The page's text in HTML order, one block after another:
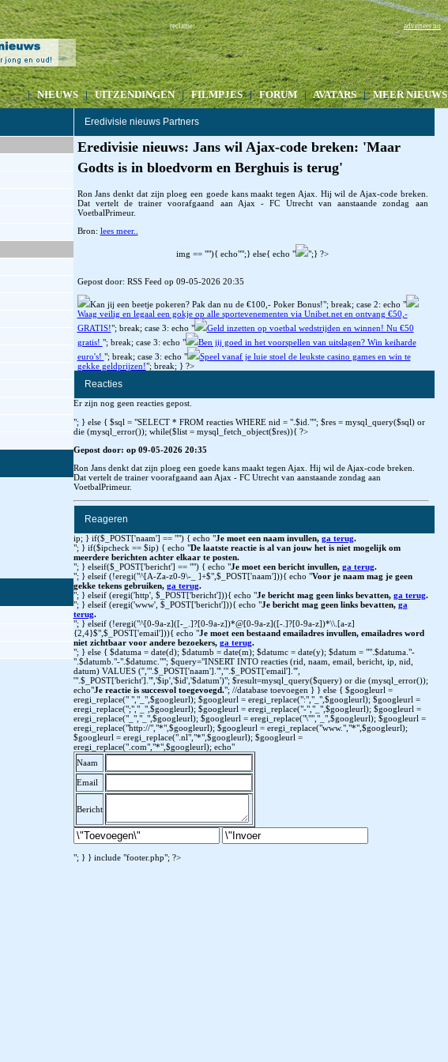
reclame: adverteer nu
| NIEUWS | UITZENDINGEN | FILMPJES | FORUM |AVATARS | MEER NIEUWS
Eredivisie nieuws Partners
Eredivisie nieuws: Jans wil Ajax-code breken: 'Maar
Godts is in bloedvorm en Berghuis is terug'
Ron Jans denkt dat zijn ploeg een goede kans maakt tegen Ajax. Hij wil de Ajax-code breken.
Dat vertelt de trainer voorafgaand aan Ajax - FC Utrecht van aanstaande zondag aan
VoetbalPrimeur.
Bron: lees meer..
img == ""){ echo"";} else{ echo " ";} ?>
Gepost door: RSS Feed op 09-05-2026 20:35
Kan jij een beetje pokeren? Pak dan nu de €100,- Poker Bonus!"; break; case 2: echo "
Waag veilig en legaal een gokje op alle sportevenementen via Unibet.net en ontvang €50,-
GRATIS!"; break; case 3: echo "
Geld inzetten op voetbal wedstrijden en winnen! Nu €50
gratis! "; break; case 3: echo "
Ben jij goed in het voorspellen van uitslagen? Win keiharde
euro's! "; break; case 3: echo "
Speel vanaf je luie stoel de leukste casino games en win te
gekke geldprijzen!"; break; } ?>
Reacties
Er zijn nog geen reacties gepost.
"; } else { $sql = "SELECT * FROM reacties WHERE nid = ".$id.""; $res = mysql_query($sql) or
die (mysql_error()); while($list = mysql_fetch_object($res)){ ?>
Gepost door: op 09-05-2026 20:35
Ron Jans denkt dat zijn ploeg een goede kans maakt tegen Ajax. Hij wil de Ajax-code breken.
Dat vertelt de trainer voorafgaand aan Ajax - FC Utrecht van aanstaande zondag aan
VoetbalPrimeur.
Reageren
ip; } if($_POST['naam'] == "") { echo "Je moet een naam invullen, ga terug.
"; } if($ipcheck == $ip) { echo "De laatste reactie is al van jouw het is niet mogelijk om
meerdere berichten achter elkaar te posten.
"; } elseif($_POST['bericht'] == "") { echo "Je moet een bericht invullen, ga terug.
"; } elseif (!eregi("^[A-Za-z0-9\-_ ]+$",$_POST['naam'])){ echo "Voor je naam mag je geen
gekke tekens gebruiken, ga terug.
"; } elseif (eregi('http', $_POST['bericht'])){ echo "Je bericht mag geen links bevatten, ga terug.
"; } elseif (eregi('www', $_POST['bericht'])){ echo "Je bericht mag geen links bevatten, ga
terug.
"; } elseif (!eregi("^[0-9a-z]([-_.]?[0-9a-z])*@[0-9a-z]([-.]?[0-9a-z])*\\.[a-z]
{2,4}$",$_POST['email'])){ echo "Je moet een bestaand emailadres invullen, emailadres word
niet zichtbaar voor andere bezoekers, ga terug.
"; } else { $datuma = date(d); $datumb = date(m); $datumc = date(y); $datum = "".$datuma."-
".$datumb."-".$datumc.""; $query="INSERT INTO reacties (rid, naam, email, bericht, ip, nid,
datum) VALUES ('','".$_POST['naam']."','".$_POST['email']."',
'".$_POST['bericht']."','$ip','$id','$datum')"; $result=mysql_query($query) or die (mysql_error());
echo"Je reactie is succesvol toegevoegd."; //database toevoegen } } else { $googleurl =
eregi_replace(" ","_",$googleurl); $googleurl = eregi_replace(":","_",$googleurl); $googleurl =
eregi_replace(";","_",$googleurl); $googleurl = eregi_replace("-","_",$googleurl); $googleurl =
eregi_replace("_","_",$googleurl); $googleurl = eregi_replace("\"","_",$googleurl); $googleurl =
eregi_replace("http://","*",$googleurl); $googleurl = eregi_replace("www.","*",$googleurl);
$googleurl = eregi_replace(".nl","*",$googleurl); $googleurl =
eregi_replace(".com","*",$googleurl); echo"
Naam
Email
Bericht
"; } } include "footer.php"; ?>